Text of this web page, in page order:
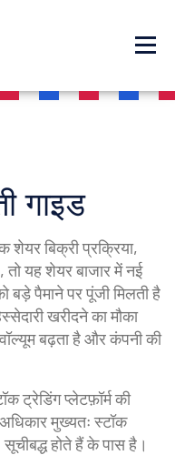
गाइड
शेयर बिक्री प्रक्रिया,
तो यह शेयर बाजार में नई
बड़े पैमाने पर पूंजी मिलती है
खरीदने का मौका
बढ़ता है और कंपनी की
ट्रेडिंग प्लेटफ़ॉर्म की
मुख्यतःस्टॉक
होते हैंके पास है।